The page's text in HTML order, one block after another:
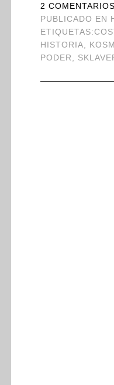
2 COMENTARIOS
PUBLICADO EN
ETIQUETAS:
HISTORIA,
PODER ,